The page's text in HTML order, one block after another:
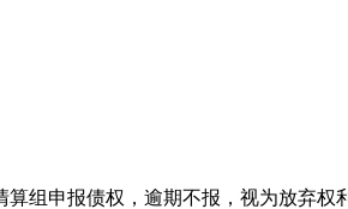
组申报债权，逾期不报，视为放弃权